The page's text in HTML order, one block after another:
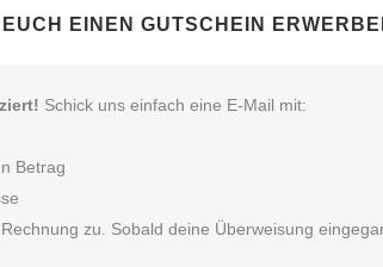
EINEN GUTSCHEIN
Schick uns einfach eine E‑Mail mit:
Betrag
zu. Sobald deine Überweisung